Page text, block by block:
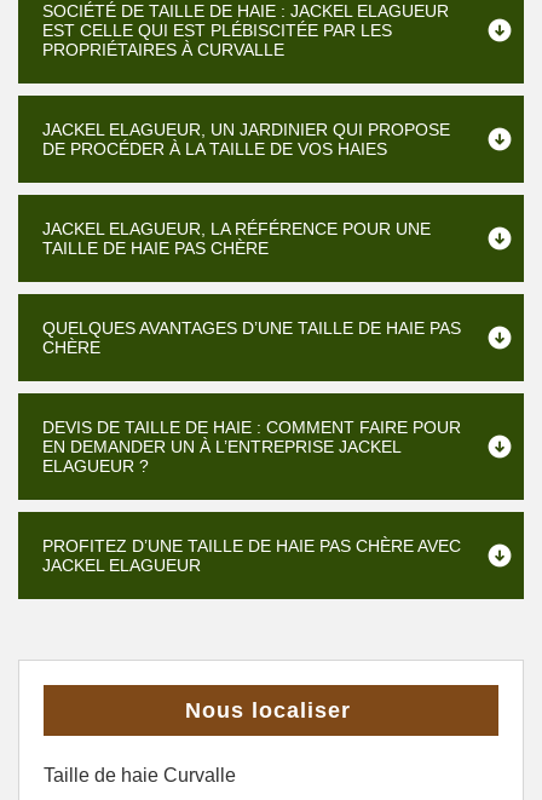
SOCIÉTÉ DE TAILLE DE HAIE : JACKEL ELAGUEUR
EST CELLE QUI EST PLÉBISCITÉE PAR LES
PROPRIÉTAIRES À CURVALLE
JACKEL ELAGUEUR, UN JARDINIER QUI PROPOSE
DE PROCÉDER À LA TAILLE DE VOS HAIES
JACKEL ELAGUEUR, LA RÉFÉRENCE POUR UNE
TAILLE DE HAIE PAS CHÈRE
QUELQUES AVANTAGES D’UNE TAILLE DE HAIE PAS
CHÈRE
DEVIS DE TAILLE DE HAIE : COMMENT FAIRE POUR
EN DEMANDER UN À L’ENTREPRISE JACKEL
ELAGUEUR ?
PROFITEZ D’UNE TAILLE DE HAIE PAS CHÈRE AVEC
JACKEL ELAGUEUR
Nous localiser
Taille de haie Curvalle